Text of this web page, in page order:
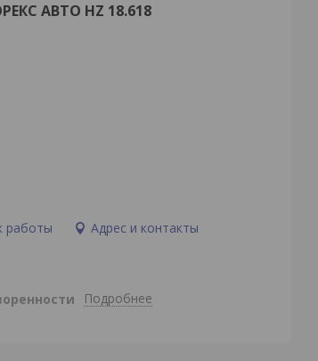
АВТО HZ 18.618
работы Адрес и контакты
Подробнее